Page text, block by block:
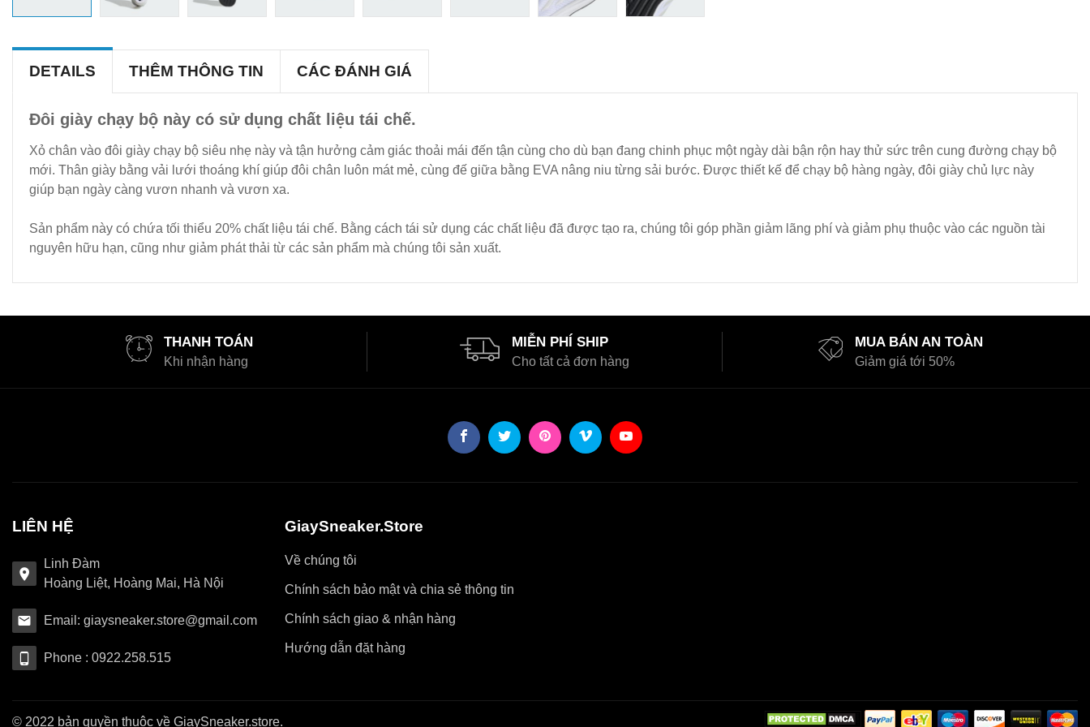
DETAILS THÊM THÔNG TIN CÁC ĐÁNH GIÁ
Đôi giày chạy bộ này có sử dụng chất liệu tái chế.
Xỏ chân vào đôi giày chạy bộ siêu nhẹ này và tận hưởng cảm giác thoải mái đến tận cùng cho dù bạn đang chinh phục một ngày dài bận rộn hay thử sức trên cung đường chạy bộ
mới. Thân giày bằng vải lưới thoáng khí giúp đôi chân luôn mát mẻ, cùng đế giữa bằng EVA nâng niu từng sải bước. Được thiết kế để chạy bộ hàng ngày, đôi giày chủ lực này
giúp bạn ngày càng vươn nhanh và vươn xa.
Sản phẩm này có chứa tối thiểu 20% chất liệu tái chế. Bằng cách tái sử dụng các chất liệu đã được tạo ra, chúng tôi góp phần giảm lãng phí và giảm phụ thuộc vào các nguồn tài
nguyên hữu hạn, cũng như giảm phát thải từ các sản phẩm mà chúng tôi sản xuất.
THANH TOÁN
Khi nhận hàng
MIỄN PHÍ SHIP
Cho tất cả đơn hàng
MUA BÁN AN TOÀN
Giảm giá tới 50%
LIÊN HỆ
Linh Đàm
Hoàng Liệt, Hoàng Mai, Hà Nội
Email: giaysneaker.store@gmail.com
Phone : 0922.258.515
GiaySneaker.Store
Về chúng tôi
Chính sách bảo mật và chia sẻ thông tin
Chính sách giao & nhận hàng
Hướng dẫn đặt hàng
© 2022 bản quyền thuộc về GiaySneaker.store.